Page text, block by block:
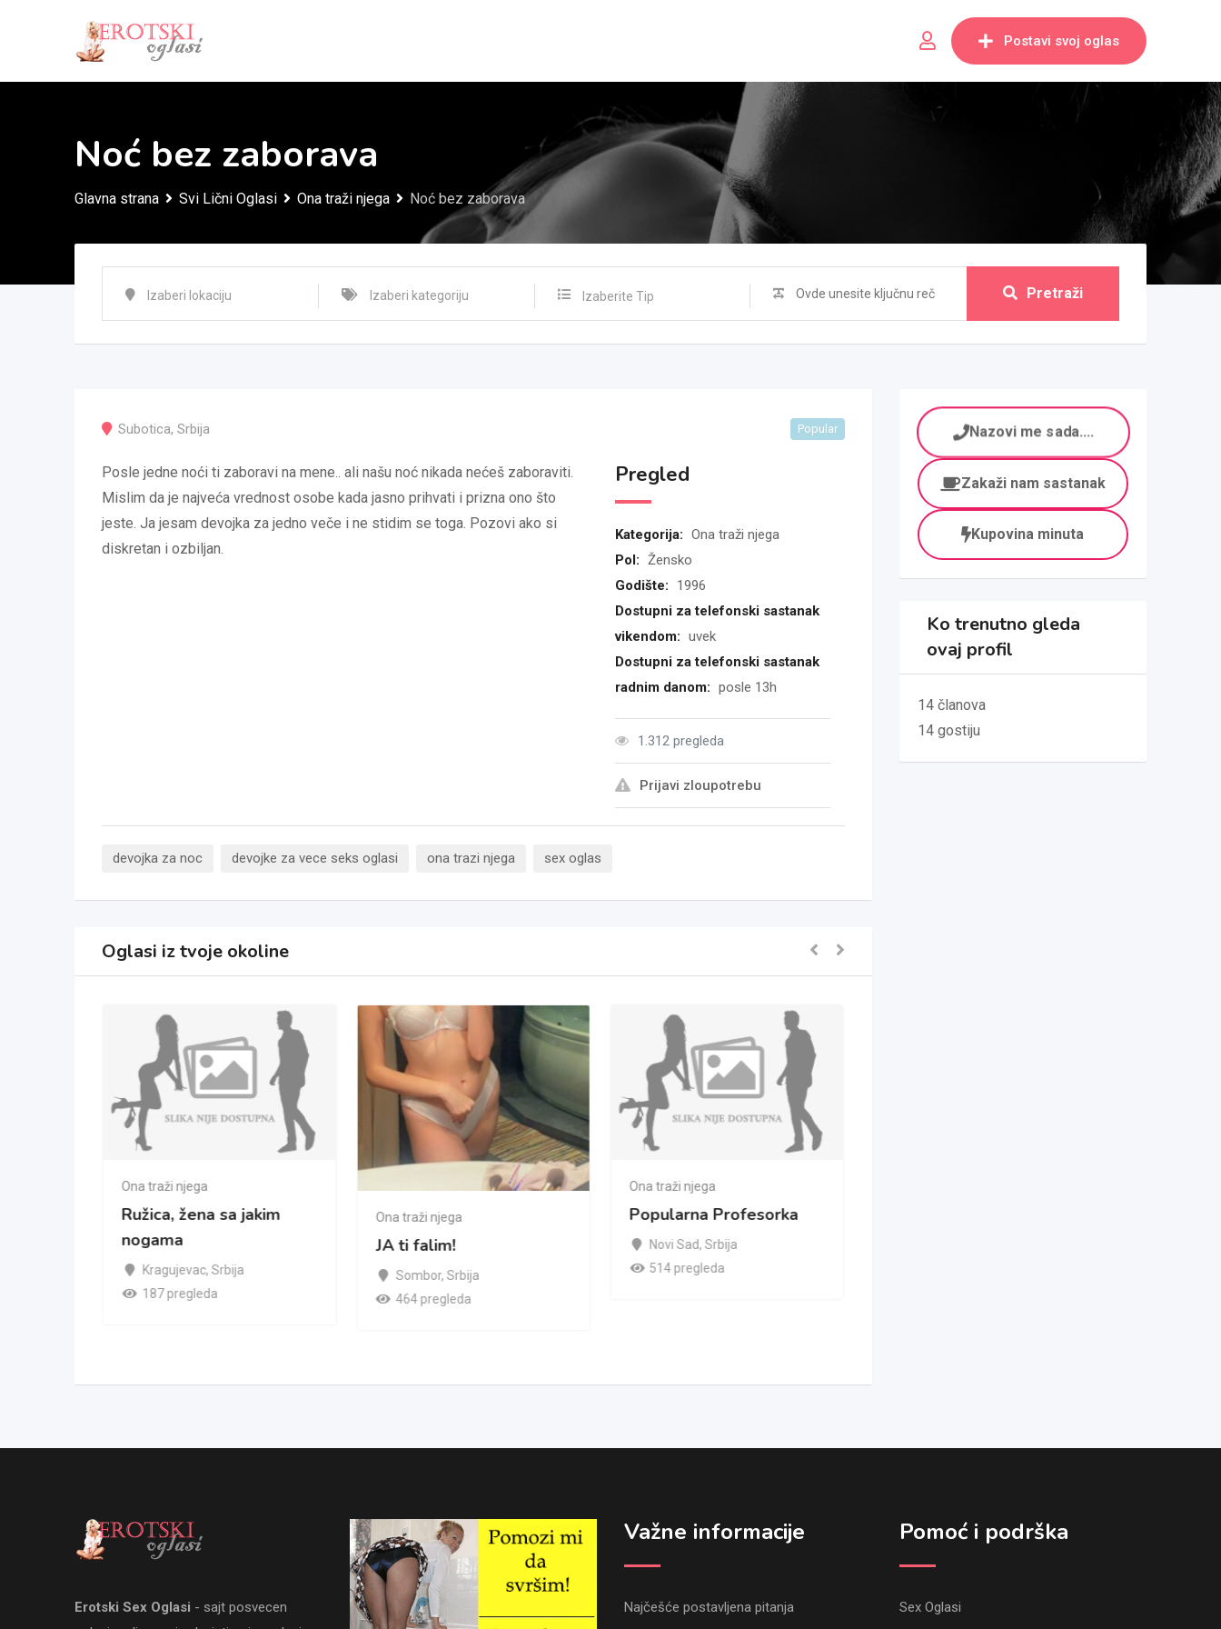
Postavi svoj oglas
Noć bez zaborava
Glavna strana Svi Lični Oglasi Ona traži njega Noć bez zaborava
Izaberite Tip Pretraži
Subotica, Srbija Popular
Posle jedne noći ti zaboravi na mene.. ali našu noć nikada nećeš zaboraviti.
Mislim da je najveća vrednost osobe kada jasno prihvati i prizna ono što
jeste. Ja jesam devojka za jedno veče i ne stidim se toga. Pozovi ako si
diskretan i ozbiljan.
Pregled
Kategorija: Ona traži njega
Pol: Žensko
Godište:
1996
Dostupni za telefonski sastanak
vikendom: uvek
Dostupni za telefonski sastanak
radnim danom: posle 13h
1.312 pregleda
Prijavi zloupotrebu
devojka za noc devojke za vece seks oglasi ona trazi njega sex oglas
Oglasi iz tvoje okoline
Ona traži njega
Ružica, žena sa jakim
nogama
Kragujevac, Srbija
187 pregleda
Ona traži njega
JA ti falim!
Sombor, Srbija
464 pregleda
Ona traži njega
Popularna Profesorka
Novi Sad, Srbija
514 pregleda
Nazovi me sada....
Zakaži nam sastanak
Kupovina minuta
Ko trenutno gleda
ovaj profil
14 članova
14 gostiju
Erotski Sex Oglasi - sajt posvecen
Važne informacije
Najčešće postavljena pitanja
Pomoć i podrška
Sex Oglasi